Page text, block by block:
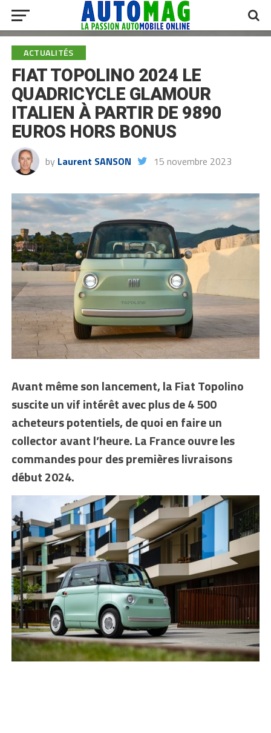
ACTUALITÉS
FIAT TOPOLINO 2024 LE
QUADRICYCLE GLAMOUR
ITALIEN À PARTIR DE 9890
EUROS HORS BONUS
by Laurent SANSON 15 novembre 2023
Avant même son lancement, la Fiat Topolino
suscite un vif intérêt avec plus de 4 500
acheteurs potentiels, de quoi en faire un
collector avant l’heure. La France ouvre les
commandes pour des premières livraisons
début 2024.